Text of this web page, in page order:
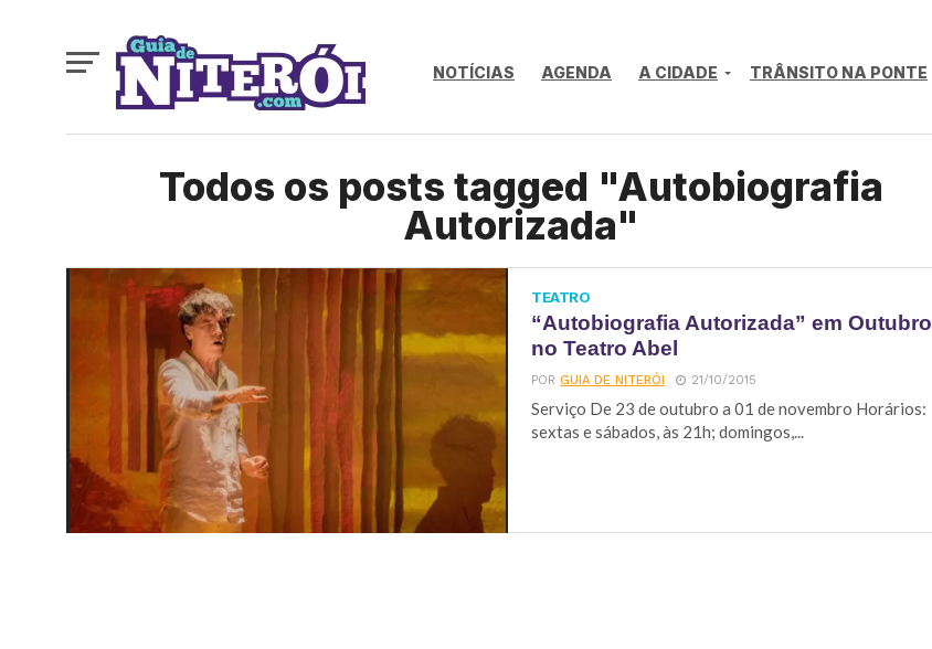
NOTÍCIAS AGENDA A CIDADE TRÂNSITO NA PONTE
Todos os posts tagged "Autobiografia
Autorizada"
TEATRO
“Autobiografia Autorizada” em Outubro
no Teatro Abel
PORGUIA DE NITERÓI 21/10/2015
Serviço De 23 de outubro a 01 de novembro Horários:
sextas e sábados, às 21h; domingos,...